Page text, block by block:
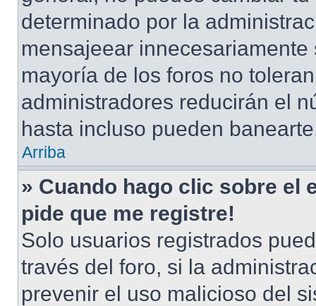
determinado por la
mensajeear
mayoría de los foros no
administradores reducirán el
hasta incluso pueden
Arriba
» Cuando hago clic sobre el
pide que me registre!
Solo usuarios registrados
través del foro, si la
prevenir el uso malicioso del